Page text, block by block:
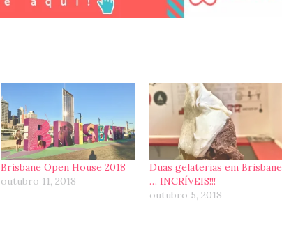
Brisbane Open House 2018
outubro 11, 2018
Duas gelaterias em Brisbane
… INCRÍVEIS!!!
outubro 5, 2018